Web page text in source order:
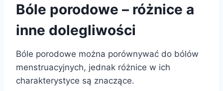
Bóle porodowe – różnice a
inne dolegliwości
Bóle porodowe można porównywać do bólów
menstruacyjnych, jednak różnice w ich
charakterystyce są znaczące.